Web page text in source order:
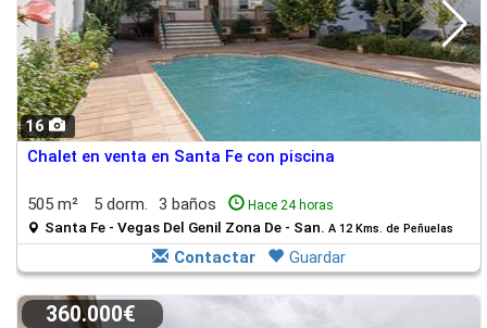
16
Chalet en venta en Santa Fe con piscina
505 m² 5 dorm. 3 baños Hace 24 horas
Santa Fe - Vegas Del Genil Zona De - San. A 12 Kms. de Peñuelas
Contactar Guardar
360.000€